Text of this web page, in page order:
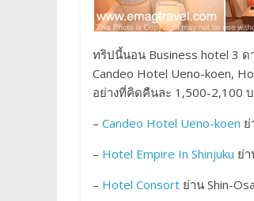
ทริปนี้นอน Business hotel 3 ด
Candeo Hotel Ueno-koen,
อย่างที่คิดคืนละ 1,500-2,100
– Candeo Hotel Ueno-koen ย่
– Hotel Empire In Shinjuku ย่
– Hotel Consort ย่าน Shin-